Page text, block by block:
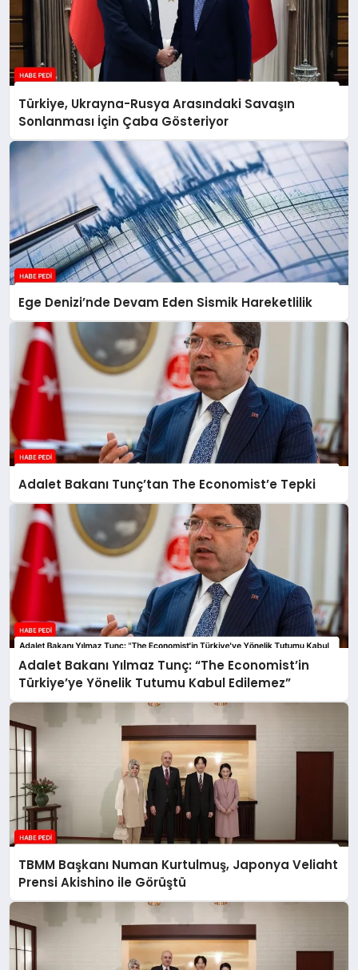
Türkiye, Ukrayna-Rusya Arasındaki Savaşın
Sonlanması İçin Çaba Gösteriyor
Ege Denizi’nde Devam Eden Sismik Hareketlilik
Adalet Bakanı Tunç’tan The Economist’e Tepki
Adalet Bakanı Yılmaz Tunç: “The Economist’in
Türkiye’ye Yönelik Tutumu Kabul Edilemez”
TBMM Başkanı Numan Kurtulmuş, Japonya Veliaht
Prensi Akishino ile Görüştü